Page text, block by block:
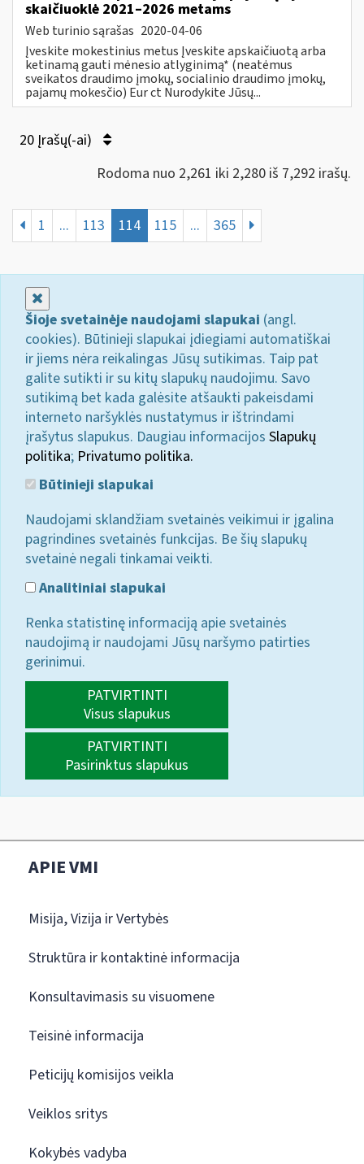
skaičiuoklė 2021–2026 metams
Web turinio sąrašas 2020-04-06
Įveskite mokestinius metus Įveskite apskaičiuotą arba
ketinamą gauti mėnesio atlyginimą* (neatėmus
sveikatos draudimo įmokų, socialinio draudimo įmokų,
pajamų mokesčio) Eur ct Nurodykite Jūsų...
20 Įrašų(-ai)
Rodoma nuo 2,261 iki 2,280 iš 7,292 irašų.
1 ... 113 114 115 ... 365
Šioje svetainėje naudojami slapukai (angl.
cookies). Būtinieji slapukai įdiegiami automatiškai
ir jiems nėra reikalingas Jūsų sutikimas. Taip pat
galite sutikti ir su kitų slapukų naudojimu. Savo
sutikimą bet kada galėsite atšaukti pakeisdami
interneto naršyklės nustatymus ir ištrindami
įrašytus slapukus. Daugiau informacijos Slapukų
politika; Privatumo politika.
Būtinieji slapukai
Naudojami sklandžiam svetainės veikimui ir įgalina
pagrindines svetainės funkcijas. Be šių slapukų
svetainė negali tinkamai veikti.
Analitiniai slapukai
Renka statistinę informaciją apie svetainės
naudojimą ir naudojami Jūsų naršymo patirties
gerinimui.
PATVIRTINTI
Visus slapukus
PATVIRTINTI
Pasirinktus slapukus
APIE VMI
Misija, Vizija ir Vertybės
Struktūra ir kontaktinė informacija
Konsultavimasis su visuomene
Teisinė informacija
Peticijų komisijos veikla
Veiklos sritys
Kokybės vadyba